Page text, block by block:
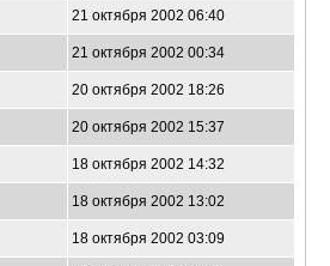
21 октября 2002 06:40
21 октября 2002 00:34
20 октября 2002 18:26
20 октября 2002 15:37
18 октября 2002 14:32
18 октября 2002 13:02
18 октября 2002 03:09